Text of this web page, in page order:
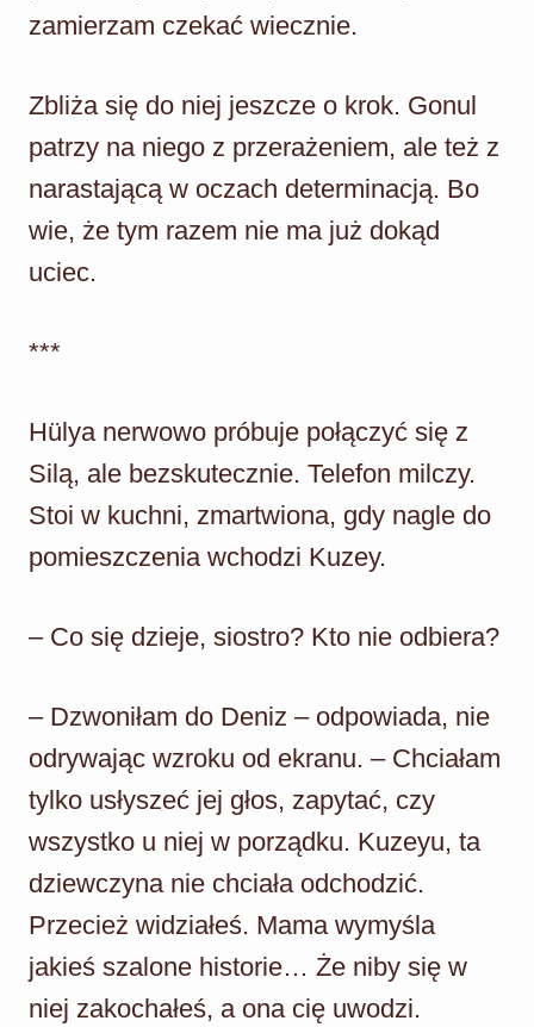
zamierzam czekać wiecznie.
Zbliża się do niej jeszcze o krok. Gonul
patrzy na niego z przerażeniem, ale też z
narastającą w oczach determinacją. Bo
wie, że tym razem nie ma już dokąd
uciec.
***
Hülya nerwowo próbuje połączyć się z
Silą, ale bezskutecznie. Telefon milczy.
Stoi w kuchni, zmartwiona, gdy nagle do
pomieszczenia wchodzi Kuzey.
– Co się dzieje, siostro? Kto nie odbiera?
– Dzwoniłam do Deniz – odpowiada, nie
odrywając wzroku od ekranu. – Chciałam
tylko usłyszeć jej głos, zapytać, czy
wszystko u niej w porządku. Kuzeyu, ta
dziewczyna nie chciała odchodzić.
Przecież widziałeś. Mama wymyśla
jakieś szalone historie… Że niby się w
niej zakochałeś, a ona cię uwodzi.